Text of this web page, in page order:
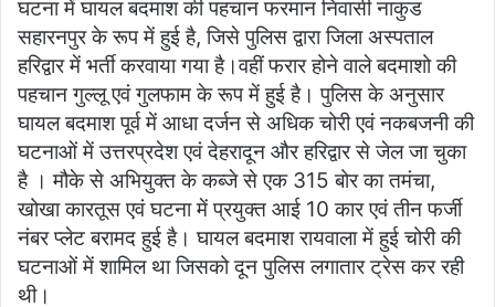
घटना में घायल बदमाश की पहचान फरमान निवासी नाकुड
सहारनपुर के रूप में हुई है, जिसे पुलिस द्वारा जिला अस्पताल
हरिद्वार में भर्ती करवाया गया है।वहीं फरार होने वाले बदमाशो की
पहचान गुल्लू एवं गुलफाम के रूप में हुई है। पुलिस के अनुसार
घायल बदमाश पूर्व में आधा दर्जन से अधिक चोरी एवं नकबजनी की
घटनाओं में उत्तरप्रदेश एवं देहरादून और हरिद्वार से जेल जा चुका
है । मौके से अभियुक्त के कब्जे से एक 315 बोर का तमंचा,
खोखा कारतूस एवं घटना में प्रयुक्त आई 10 कार एवं तीन फर्जी
नंबर प्लेट बरामद हुई है। घायल बदमाश रायवाला में हुई चोरी की
घटनाओं में शामिल था जिसको दून पुलिस लगातार ट्रेस कर रही
थी।